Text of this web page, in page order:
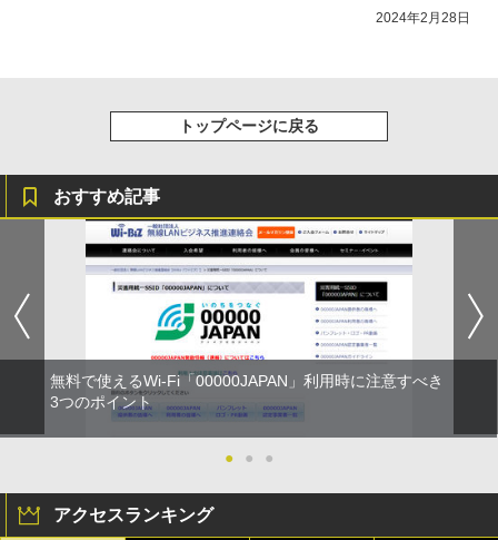
2024年2月28日
トップページに戻る
おすすめ記事
無料で使えるWi-Fi「00000JAPAN」利用時に注意すべき
3つのポイント
● ● ●
アクセスランキング